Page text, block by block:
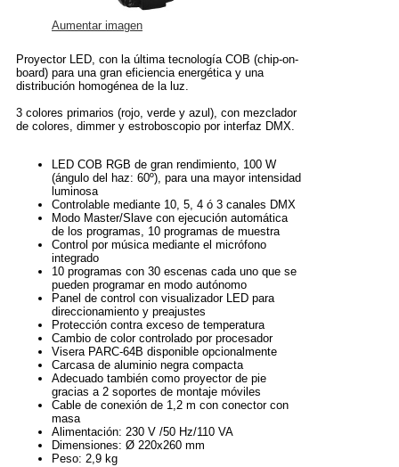
Aumentar imagen
Proyector LED, con la última tecnología COB (chip-on-
board) para una gran eficiencia energética y una
distribución homogénea de la luz.
3 colores primarios (rojo, verde y azul), con mezclador
de colores, dimmer y estroboscopio por interfaz DMX.
LED COB RGB de gran rendimiento, 100 W
(ángulo del haz: 60º), para una mayor intensidad
luminosa
Controlable mediante 10, 5, 4 ó 3 canales DMX
Modo Master/Slave con ejecución automática
de los programas, 10 programas de muestra
Control por música mediante el micrófono
integrado
10 programas con 30 escenas cada uno que se
pueden programar en modo autónomo
Panel de control con visualizador LED para
direccionamiento y preajustes
Protección contra exceso de temperatura
Cambio de color controlado por procesador
Visera PARC-64B disponible opcionalmente
Carcasa de aluminio negra compacta
Adecuado también como proyector de pie
gracias a 2 soportes de montaje móviles
Cable de conexión de 1,2 m con conector con
masa
Alimentación: 230 V /50 Hz/110 VA
Dimensiones: Ø 220x260 mm
Peso: 2,9 kg